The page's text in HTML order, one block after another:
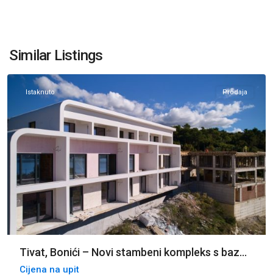
Similar Listings
Tivat
Istaknuto Prodaja
Tivat, Bonići – Novi stambeni kompleks s baz...
Cijena na upit